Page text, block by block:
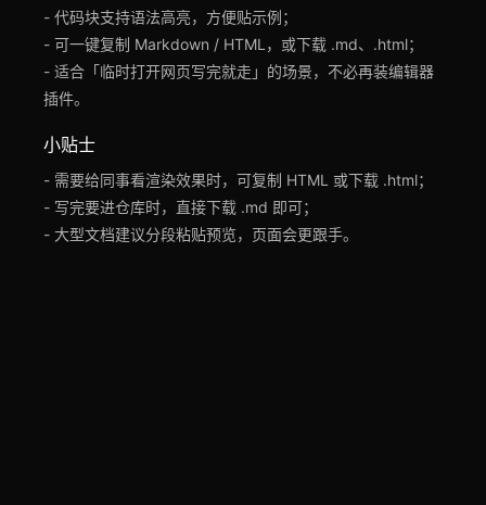
- 代码块支持语法高亮，方便贴示例；
- 可一键复制 Markdown / HTML，或下载 .md、.html；
- 适合「临时打开网页写完就走」的场景，不必再装编辑器
插件。
小贴士
- 需要给同事看渲染效果时，可复制 HTML 或下载 .html；
- 写完要进仓库时，直接下载 .md 即可；
- 大型文档建议分段粘贴预览，页面会更跟手。